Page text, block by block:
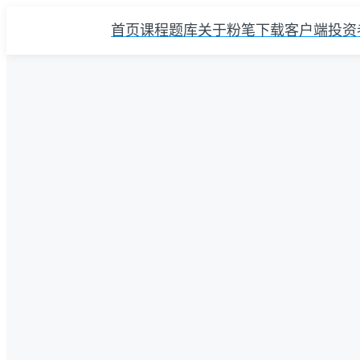
首页课程题库关于粉笔 下载客户端投资